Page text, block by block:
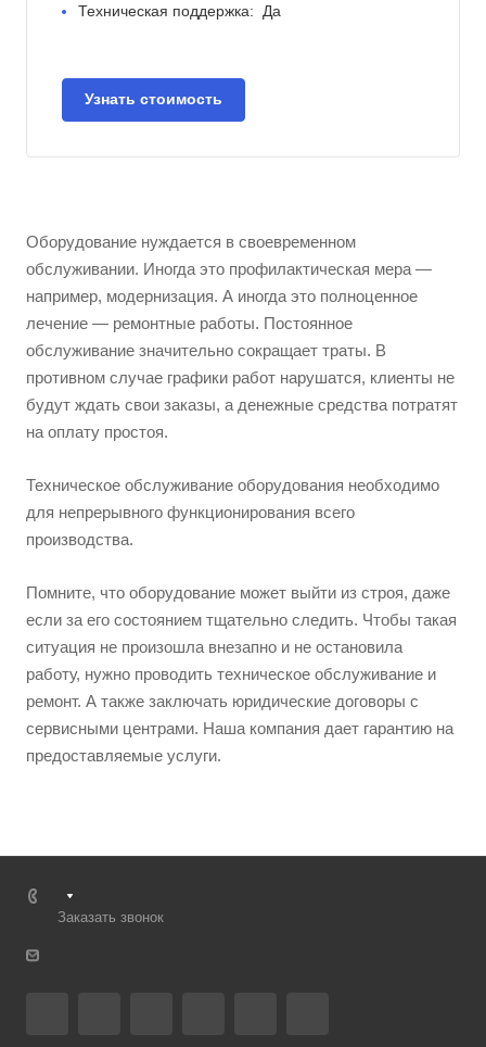
Техническая поддержка:
Да
Узнать стоимость
Оборудование нуждается в своевременном
обслуживании. Иногда это профилактическая мера —
например, модернизация. А иногда это полноценное
лечение — ремонтные работы. Постоянное
обслуживание значительно сокращает траты. В
противном случае графики работ нарушатся, клиенты не
будут ждать свои заказы, а денежные средства потратят
на оплату простоя.
Техническое обслуживание оборудования необходимо
для непрерывного функционирования всего
производства.
Помните, что оборудование может выйти из строя, даже
если за его состоянием тщательно следить. Чтобы такая
ситуация не произошла внезапно и не остановила
работу, нужно проводить техническое обслуживание и
ремонт. А также заключать юридические договоры с
сервисными центрами. Наша компания дает гарантию на
предоставляемые услуги.
Заказать звонок